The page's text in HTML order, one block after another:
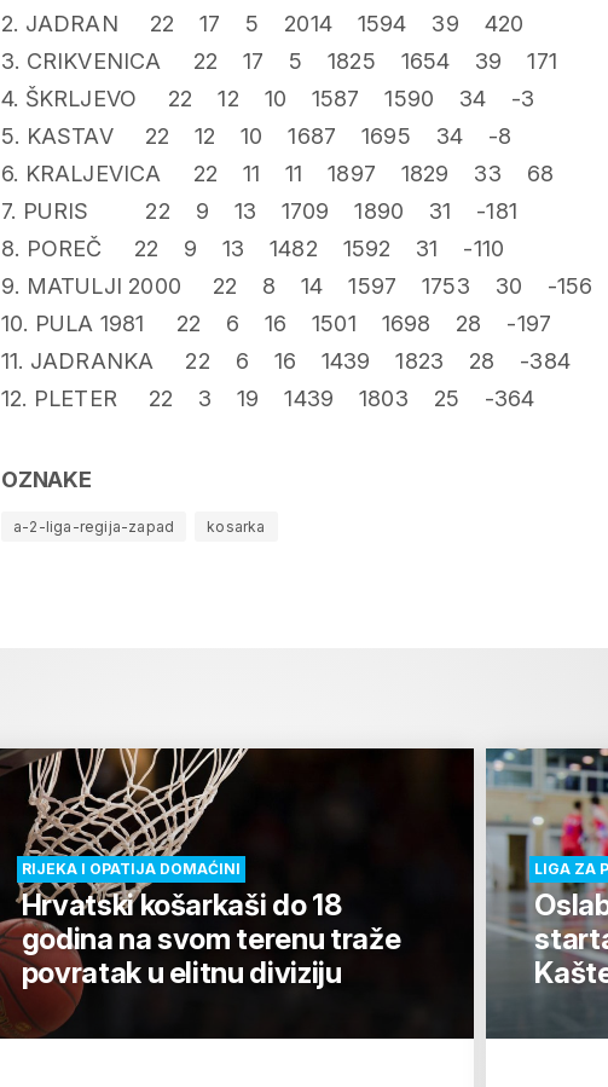
2. JADRAN 22 17 5 2014 1594 39 420
3. CRIKVENICA 22 17 5 1825 1654 39 171
4. ŠKRLJEVO 22 12 10 1587 1590 34 -3
5. KASTAV 22 12 10 1687 1695 34 -8
6. KRALJEVICA 22 11 11 1897 1829 33 68
7. PURIS 22 9 13 1709 1890 31 -181
8. POREČ 22 9 13 1482 1592 31 -110
9. MATULJI 2000 22 8 14 1597 1753 30 -156
10. PULA 1981 22 6 16 1501 1698 28 -197
11. JADRANKA 22 6 16 1439 1823 28 -384
12. PLETER 22 3 19 1439 1803 25 -364
OZNAKE
a-2-liga-regija-zapad kosarka
RIJEKA I OPATIJA DOMAĆINI
Hrvatski košarkaši do 18
godina na svom terenu traže
povratak u elitnu diviziju
LIGA ZA